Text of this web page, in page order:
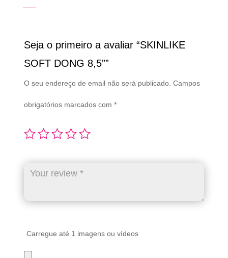
Seja o primeiro a avaliar “SKINLIKE
SOFT DONG 8,5””
O seu endereço de email não será publicado. Campos
obrigatórios marcados com *
Carregue até 1 imagens ou vídeos